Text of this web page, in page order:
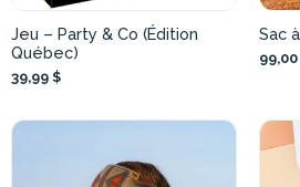
Jeu – Party & Co (Édition
Québec)
39,99 $
Sac